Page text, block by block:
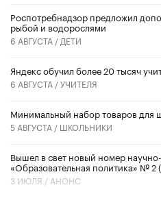
Роспотребнадзор предложил
рыбой и водорослями
6 АВГУСТА / ДЕТИ
​Яндекс обучил более 20 тысяч
6 АВГУСТА /УЧИТЕЛЯ
Минимальный набор товаров для
5 АВГУСТА / ШКОЛЬНИКИ
Вышел в свет новый номер
«Образовательная политика» № 2
3 ИЮЛЯ / АНОНС